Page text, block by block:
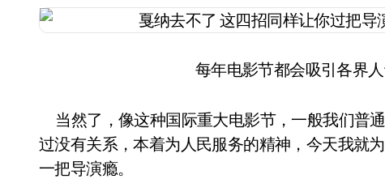
每年电影节都会吸引各界人
当然了，像这种国际重大电影节，一般我们普
过没有关系，本着为人民服务的精神，今天我就
一把导演瘾。